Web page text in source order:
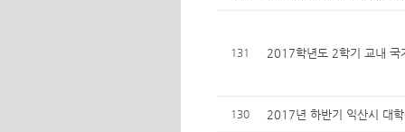
131 2017학년도 2학기 교내 국
130 2017년 하반기 익산시 대